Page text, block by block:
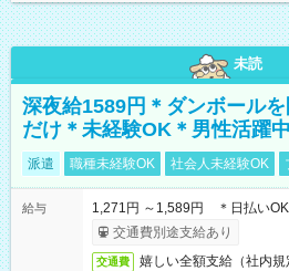
未読
深夜給1589円＊ダンボール
だけ＊未経験OK＊男性活躍中
派遣 職種未経験OK 社会人未経験OK
給与
1,271円 ～1,589円 ＊日払いOK
交通費別途支給あり
交通費 嬉しい全額支給（社内規